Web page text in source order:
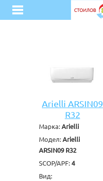
Arielli ARSIN09
R32
Марка: Arielli
Модел: Arielli
ARSIN09 R32
SCOP/APF: 4
Вид: